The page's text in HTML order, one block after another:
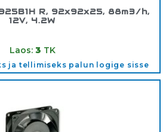
R, 92x92x25, 88m3/h,
12V, 4.2W
Laos: 3 TK
ja tellimiseks palun logige sisse